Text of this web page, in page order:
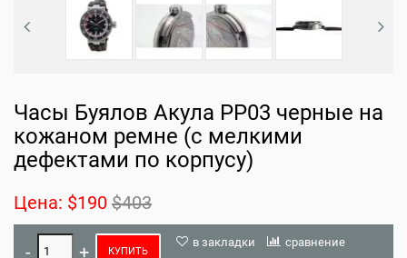
Часы Буялов Акула РР03 черные на
кожаном ремне (с мелкими
дефектами по корпусу)
Цена: $190 $403
КУПИТЬ
в закладки сравнение